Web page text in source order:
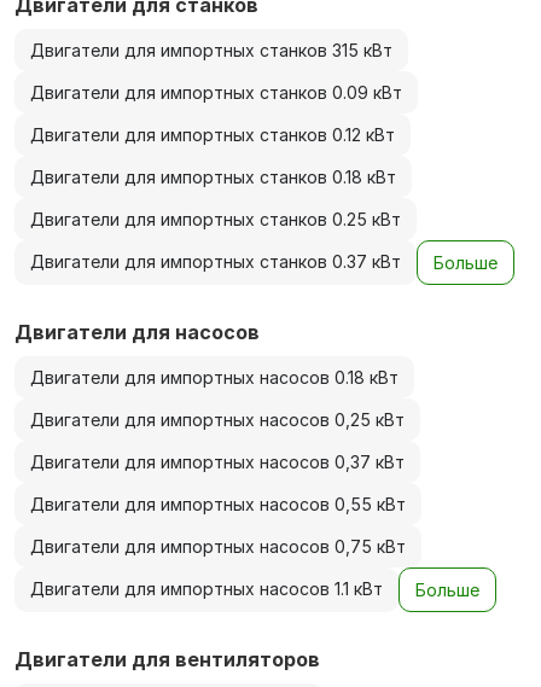
Двигатели для станков
Двигатели для импортных станков 315 кВт
Двигатели для импортных станков 0.09 кВт
Двигатели для импортных станков 0.12 кВт
Двигатели для импортных станков 0.18 кВт
Двигатели для импортных станков 0.25 кВт
Двигатели для импортных станков 0.37 кВт Больше
Двигатели для насосов
Двигатели для импортных насосов 0.18 кВт
Двигатели для импортных насосов 0,25 кВт
Двигатели для импортных насосов 0,37 кВт
Двигатели для импортных насосов 0,55 кВт
Двигатели для импортных насосов 0,75 кВт
Двигатели для импортных насосов 1.1 кВт Больше
Двигатели для вентиляторов